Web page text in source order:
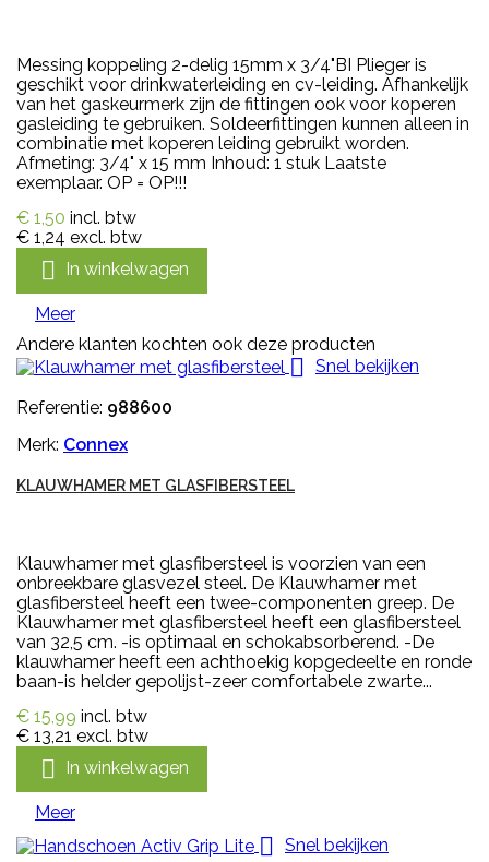
Messing koppeling 2-delig 15mm x 3/4"BI Plieger is
geschikt voor drinkwaterleiding en cv-leiding. Afhankelijk
van het gaskeurmerk zijn de fittingen ook voor koperen
gasleiding te gebruiken. Soldeerfittingen kunnen alleen in
combinatie met koperen leiding gebruikt worden.
Afmeting: 3/4" x 15 mm Inhoud: 1 stuk Laatste
exemplaar. OP = OP!!!
€ 1,50 incl. btw
€ 1,24 excl. btw
 In winkelwagen
Meer
Andere klanten kochten ook deze producten
 Snel bekijken
Referentie: 988600
Merk: Connex
KLAUWHAMER MET GLASFIBERSTEEL
Klauwhamer met glasfibersteel is voorzien van een
onbreekbare glasvezel steel. De Klauwhamer met
glasfibersteel heeft een twee-componenten greep. De
Klauwhamer met glasfibersteel heeft een glasfibersteel
van 32,5 cm. -is optimaal en schokabsorberend. -De
klauwhamer heeft een achthoekig kopgedeelte en ronde
baan-is helder gepolijst-zeer comfortabele zwarte...
€ 15,99 incl. btw
€ 13,21 excl. btw
 In winkelwagen
Meer
 Snel bekijken